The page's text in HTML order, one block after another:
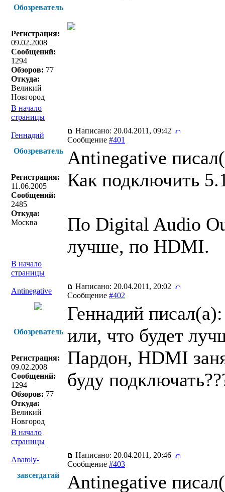
Обозреватель
Регистрация:
09.02.2008
Сообщений:
1294
Обзоров: 77
Откуда:
Великий
Новгород
В начало
страницы
Геннадий
Написано: 20.04.2011, 09:42
Сообщение #401
Обозреватель
Регистрация:
11.06.2005
Сообщений:
2485
Откуда:
Москва
Antinegative
Как подключить
По Digital Audio
лучше, по HDMI.
В начало
страницы
Antinegative
Написано: 20.04.2011, 20:02
Сообщение #402
Обозреватель
Регистрация:
09.02.2008
Сообщений:
1294
Обзоров: 77
Откуда:
Великий
Новгород
Геннадий писал(a):
или, что будет
Пардон, HDMI
буду
В начало
страницы
Anatoly-
Написано: 20.04.2011, 20:46
Сообщение #403
завсегдатай
Antinegative